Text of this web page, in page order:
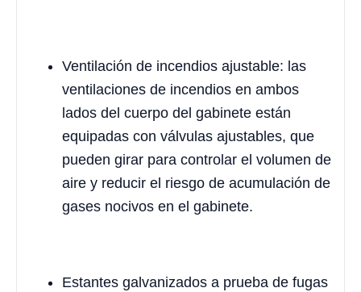
Ventilación de incendios ajustable: las
ventilaciones de incendios en ambos
lados del cuerpo del gabinete están
equipadas con válvulas ajustables, que
pueden girar para controlar el volumen de
aire y reducir el riesgo de acumulación de
gases nocivos en el gabinete.
Estantes galvanizados a prueba de fugas